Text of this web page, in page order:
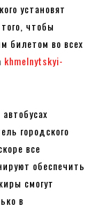
установят
чтобы
билетом во всех
khmelnytskyi-
городского
все
обеспечить
смогут
в